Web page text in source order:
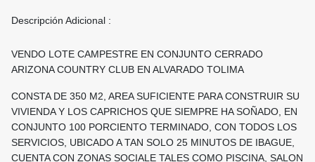
Descripción Adicional :
VENDO LOTE CAMPESTRE EN CONJUNTO CERRADO
ARIZONA COUNTRY CLUB EN ALVARADO TOLIMA
CONSTA DE 350 M2, AREA SUFICIENTE PARA CONSTRUIR SU
VIVIENDA Y LOS CAPRICHOS QUE SIEMPRE HA SOÑADO, EN
CONJUNTO 100 PORCIENTO TERMINADO, CON TODOS LOS
SERVICIOS, UBICADO A TAN SOLO 25 MINUTOS DE IBAGUE,
CUENTA CON ZONAS SOCIALE TALES COMO PISCINA, SALON